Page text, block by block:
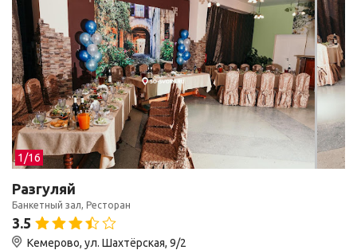
1/16
Разгуляй
Банкетный зал, Ресторан
3.5
Кемерово, ул. Шахтёрская, 9/2